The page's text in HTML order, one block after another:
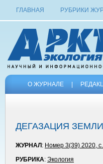
ГЛАВНАЯ РУБРИКИ
О ЖУРНАЛЕ
ДЕГАЗАЦИЯ
ЖУРНАЛ : Номер 3(39) 2020,
РУБРИКА: Экология